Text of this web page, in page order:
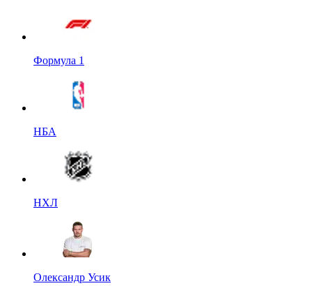
Формула 1
НБА
НХЛ
Олександр Усик